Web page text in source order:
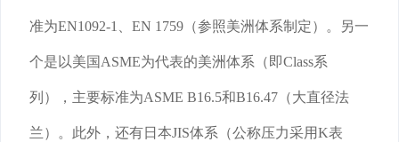
准为EN1092-1、EN 1759（参照美洲体系制定）。另一
个是以美国ASME为代表的美洲体系（即Class系
列），主要标准为ASME B16.5和B16.47（大直径法
兰）。此外，还有日本JIS体系（公称压力采用K表